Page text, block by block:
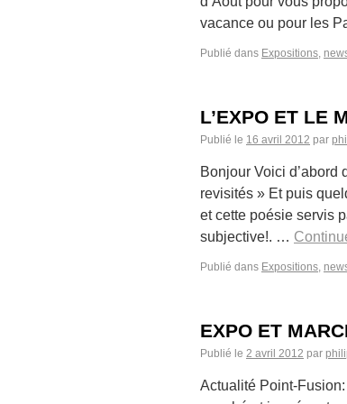
vacance ou pour les
Publié dans Expositions,
L’EXPO ET LE
Publié le 16 avril 2012 par
Bonjour Voici d’abord
revisités » Et puis
et cette poésie servis
subjective!. …
Publié dans Expositions,
EXPO ET
Publié le 2 avril 2012 par
Actualité Point-